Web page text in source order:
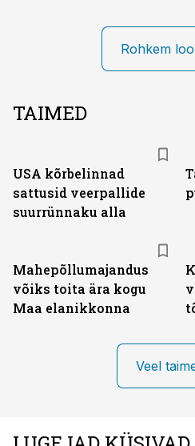
Rohkem
TAIMED
USA kõrbelinnad
sattusid veerpallide
suurrünnaku alla
Mahepõllumajandus
võiks toita ära kogu
Maa elanikkonna
Veel